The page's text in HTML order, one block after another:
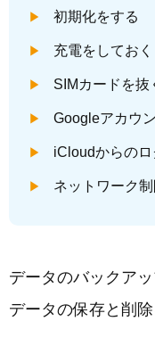
初期化をする
充電をしておく
SIMカードを抜
Googleアカウ
iCloudからの
ネットワーク
データのバックア
データの保存と削除